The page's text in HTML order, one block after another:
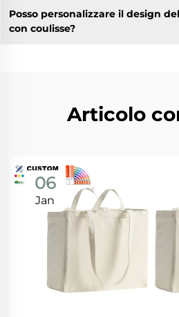
Posso personalizzare il design
con coulisse?
Articolo
06
Jan